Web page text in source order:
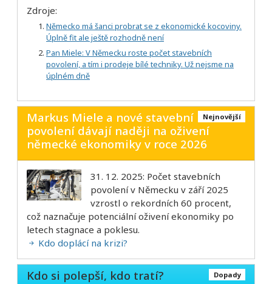
Zdroje:
Německo má šanci probrat se z ekonomické kocoviny.
Úplně fit ale ještě rozhodně není
Pan Miele: V Německu roste počet stavebních
povolení, a tím i prodeje bílé techniky. Už nejsme na
úplném dně
Nejnovější
Markus Miele a nové stavební
povolení dávají naději na oživení
německé ekonomiky v roce 2026
31. 12. 2025: Počet stavebních
povolení v Německu v září 2025
vzrostl o rekordních 60 procent,
což naznačuje potenciální oživení ekonomiky po
letech stagnace a poklesu.
Kdo doplácí na krizi?
Dopady
Kdo si polepší, kdo tratí?